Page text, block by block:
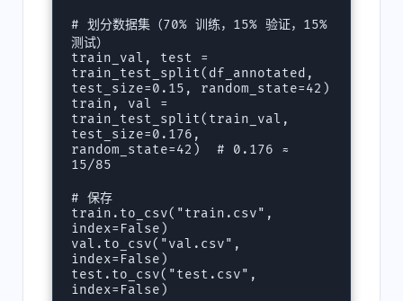
# 划分数据集（70% 训练，15% 验证，15%
测试）
train_val, test =
train_test_split(df_annotated,
test_size=0.15, random_state=42)
train, val =
train_test_split(train_val,
test_size=0.176,
random_state=42)  # 0.176 ≈
15/85
# 保存
train.to_csv("train.csv",
index=False)
val.to_csv("val.csv",
index=False)
test.to_csv("test.csv",
index=False)